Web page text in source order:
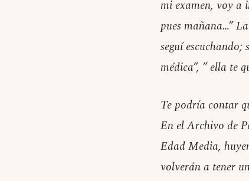
mi examen, voy a
pues mañana…”
seguí
médica”, ” ella te
Te podría contar
En el Archivo de
Edad Media,
volverán a tener